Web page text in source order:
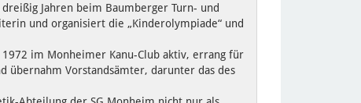
Jahren beim Baumberger Turn- und
und organisiert die „Kinderolympiade“ und
im Monheimer Kanu-Club aktiv, errang für
übernahm Vorstandsämter, darunter das des